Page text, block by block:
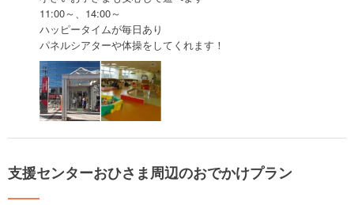
11:00～、14:00～
ハッピータイムが毎日あり
パネルシアターや体操をしてくれます！
支援センターおひさま周辺のおでかけプラン